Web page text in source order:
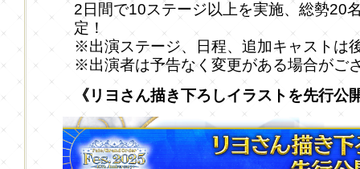
2日間で10ステージ以上を実施、総勢20
定！
※出演ステージ、日程、追加キャストは
※出演者は予告なく変更がある場合がご
《リヨさん描き下ろしイラストを先行公